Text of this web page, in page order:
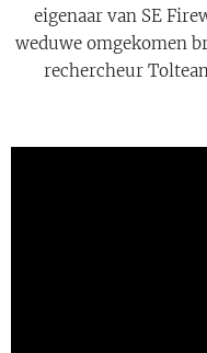
eigenaar van SE
weduwe omgekomen
rechercheur